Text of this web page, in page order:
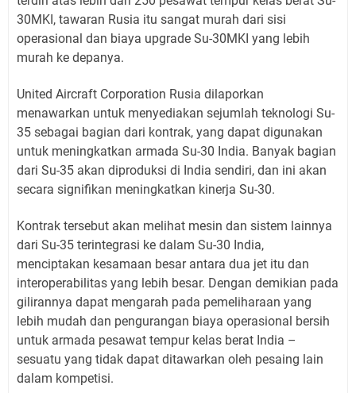
30MKI, tawaran Rusia itu sangat murah dari sisi
operasional dan biaya upgrade Su-30MKI yang lebih
murah ke depanya.
United Aircraft Corporation Rusia dilaporkan
menawarkan untuk menyediakan sejumlah teknologi Su-
35 sebagai bagian dari kontrak, yang dapat digunakan
untuk meningkatkan armada Su-30 India. Banyak bagian
dari Su-35 akan diproduksi di India sendiri, dan ini akan
secara signifikan meningkatkan kinerja Su-30.
Kontrak tersebut akan melihat mesin dan sistem lainnya
dari Su-35 terintegrasi ke dalam Su-30 India,
menciptakan kesamaan besar antara dua jet itu dan
interoperabilitas yang lebih besar. Dengan demikian pada
gilirannya dapat mengarah pada pemeliharaan yang
lebih mudah dan pengurangan biaya operasional bersih
untuk armada pesawat tempur kelas berat India –
sesuatu yang tidak dapat ditawarkan oleh pesaing lain
dalam kompetisi.